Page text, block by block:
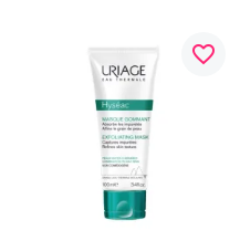
favorite_border